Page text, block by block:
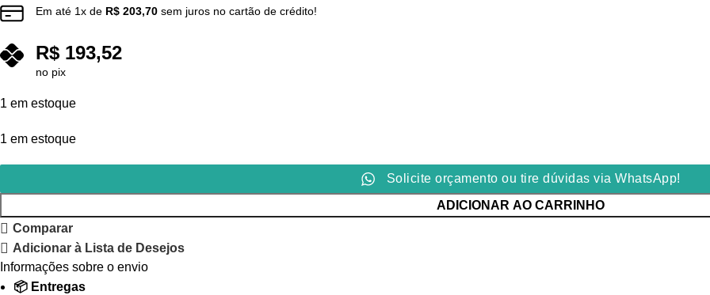
Em até 1x de R$ 203,70 sem juros no cartão de crédito!
R$ 193,52
no pix
1 em estoque
1 em estoque
Solicite orçamento ou tire dúvidas via WhatsApp!
ADICIONAR AO CARRINHO
Comparar
Adicionar à Lista de Desejos
Informações sobre o envio
📦 Entregas